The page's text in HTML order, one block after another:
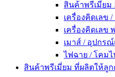
สินค้าพรีเมี่ยม
เครื่องคิดเลข
เครื่องคิดเลข
เมาส์ / อุปกรณ์
ไฟฉาย / โคมไ
สินค้าพรีเมี่ยม ที่ผลิตให้ลูก